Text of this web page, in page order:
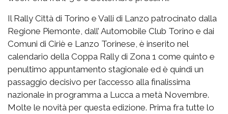
Il Rally Città di Torino e Valli di Lanzo patrocinato dalla
Regione Piemonte, dall’ Automobile Club Torino e dai
Comuni di Ciriè e Lanzo Torinese, è inserito nel
calendario della Coppa Rally di Zona 1 come quinto e
penultimo appuntamento stagionale ed è quindi un
passaggio decisivo per l’accesso alla finalissima
nazionale in programma a Lucca a metà Novembre.
Molte le novità per questa edizione. Prima fra tutte lo